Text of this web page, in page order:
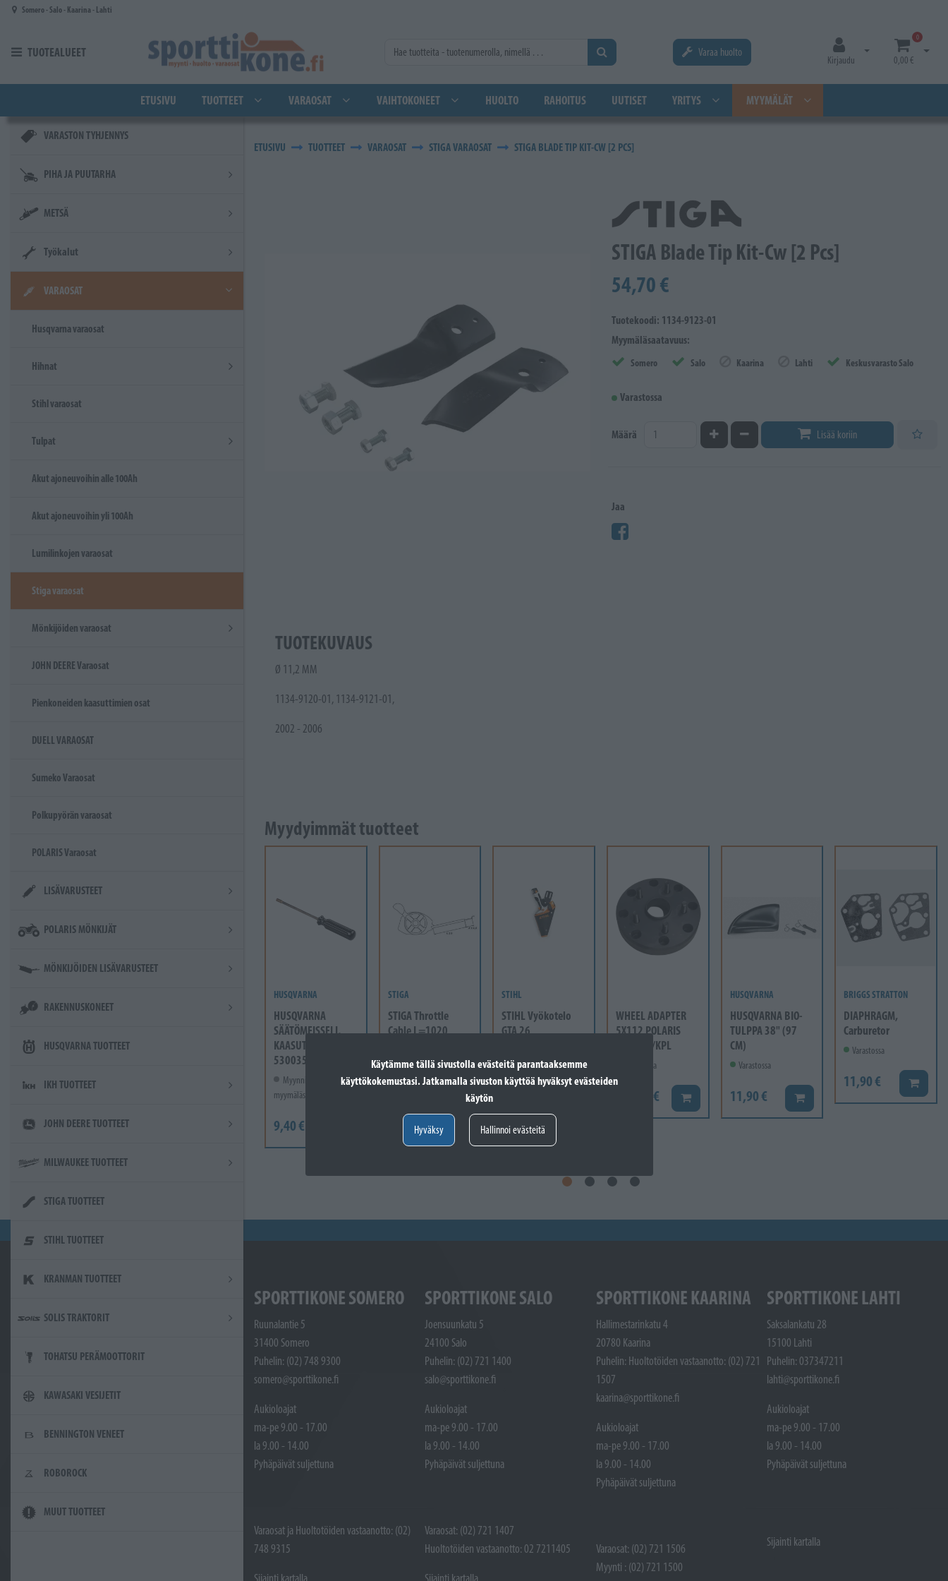
Käytämme tällä sivustolla evästeitä parantaaksemme
käyttökokemustasi. Jatkamalla sivuston käyttöä hyväksyt evästeiden
käytön
Hyväksy Hallinnoi evästeitä
Siirry pääsisältöön
Somero - Salo - Kaarina - Lahti
TUOTEALUEET Varaa huolto
Kirjaudu
Avaa kirjautuminen
0
0,00 €
Avaa
ETUSIVU TUOTTEET VARAOSAT VAIHTOKONEET HUOLTO RAHOITUS UUTISET YRITYS MYYMÄLÄT
VARASTON TYHJENNYS
PIHA JA PUUTARHA
METSÄ
Työkalut
VARAOSAT
Husqvarna varaosat
Hihnat
Stihl varaosat
Tulpat
Akut ajoneuvoihin alle 100Ah
Akut ajoneuvoihin yli 100Ah
Lumilinkojen varaosat
Stiga varaosat
Mönkijöiden varaosat
JOHN DEERE Varaosat
Pienkoneiden kaasuttimien osat
DUELL VARAOSAT
Sumeko Varaosat
Polkupyörän varaosat
POLARIS Varaosat
LISÄVARUSTEET
POLARIS MÖNKIJÄT
MÖNKIJÖIDEN LISÄVARUSTEET
RAKENNUSKONEET
HUSQVARNA TUOTTEET
IKH TUOTTEET
JOHN DEERE TUOTTEET
MILWAUKEE TUOTTEET
STIGA TUOTTEET
STIHL TUOTTEET
KRANMAN TUOTTEET
SOLIS TRAKTORIT
TOHATSU PERÄMOOTTORIT
KAWASAKI VESIJETIT
BENNINGTON VENEET
ROBOROCK
MUUT TUOTTEET
ETUSIVU TUOTTEET VARAOSAT STIGA VARAOSAT STIGA BLADE TIP KIT-CW [2 PCS]
STIGA Blade Tip Kit-Cw [2 Pcs]
54,70 €
Tuotekoodi: 1134-9123-01
Myymäläsaatavuus:
Somero Salo Kaarina Lahti Keskusvarasto Salo
Varastossa
Määrä Kasvata määrääVähennä määrää Lisää koriin
Jaa
TUOTEKUVAUS
Ø 11,2 MM
1134-9120-01, 1134-9121-01,
2002 - 2006
Myydyimmät tuotteet
HUSQVARNA
HUSQVARNA
SÄÄTÖMEISSELI,
KAASUTIN
5300355-60
Myynnissä vain
myymälässä.
9,40 €
STIGA
STIGA Throttle
Cable L=1020
24,60 € Lisää koriin
STIHL
STIHL Vyökotelo
GTA 26
41,60 € Lisää koriin
WHEEL ADAPTER
5X112 POLARIS
38mm 1/KPL
Varastossa
126,60 € Lisää koriin
HUSQVARNA
HUSQVARNA BIO-
TULPPA 38" (97
CM)
Varastossa
11,90 € Lisää koriin
BRIGGS STRATTON
DIAPHRAGM,
Carburetor
Varastossa
11,90 € Lisää
SPORTTIKONE SOMERO
Ruunalantie 5
31400 Somero
Puhelin: (02) 748 9300
somero@sporttikone.fi
Aukioloajat
ma-pe 9.00 - 17.00
la 9.00 - 14.00
Pyhäpäivät suljettuna
Varaosat ja Huoltotöiden vastaanotto: (02)
748 9315
Sijainti kartalla
SPORTTIKONE SALO
Joensuunkatu 5
24100 Salo
Puhelin: (02) 721 1400
salo@sporttikone.fi
Aukioloajat
ma-pe 9.00 - 17.00
la 9.00 - 14.00
Pyhäpäivät suljettuna
Varaosat: (02) 721 1407
Huoltotöiden vastaanotto: 02 7211405
Sijainti kartalla
SPORTTIKONE KAARINA
Hallimestarinkatu 4
20780 Kaarina
Puhelin: Huoltotöiden vastaanotto: (02) 721
1507
kaarina@sporttikone.fi
Aukioloajat
ma-pe 9.00 - 17.00
la 9.00 - 14.00
Pyhäpäivät suljettuna
Varaosat: (02) 721 1506
Myynti : (02) 721 1500
SPORTTIKONE LAHTI
Saksalankatu 28
15100 Lahti
Puhelin: 037347211
lahti@sporttikone.fi
Aukioloajat
ma-pe 9.00 - 17.00
la 9.00 - 14.00
Pyhäpäivät suljettuna
Sijainti kartalla